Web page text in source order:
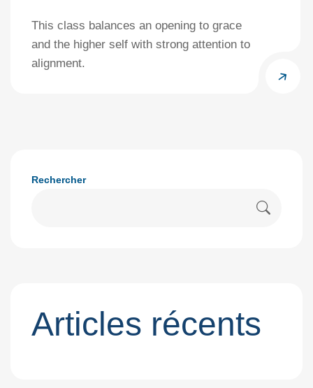
This class balances an opening to grace
and the higher self with strong attention to
alignment.
Rechercher
Articles récents